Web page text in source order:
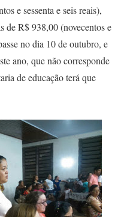
e sessenta e seis reais),
de R$ 938,00 (novecentos e
no dia 10 de outubro, e
ano, que não corresponde
de educação terá que